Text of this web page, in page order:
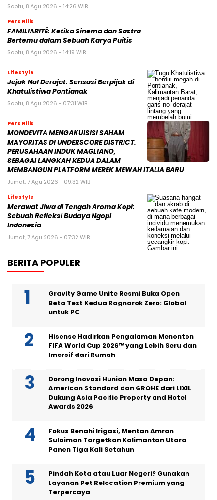
Sabtu, 8 Agu 2026 - 14:26 WIB
Pers Rilis
FAMILIARITÉ: Ketika Sinema dan Sastra
Bertemu dalam Sebuah Karya Puitis
Sabtu, 8 Agu 2026 - 14:19 WIB
Lifestyle
Jejak Nol Derajat: Sensasi Berpijak di
Khatulistiwa Pontianak
Sabtu, 8 Agu 2026 - 07:31 WIB
Pers Rilis
MONDEVITA MENGAKUISISI SAHAM
MAYORITAS DI UNDERSCORE DISTRICT,
PERUSAHAAN INDUK MAGLIANO,
SEBAGAI LANGKAH KEDUA DALAM
MEMBANGUN PLATFORM MEREK MEWAH ITALIA BARU
Jumat, 7 Agu 2026 - 09:32 WIB
Lifestyle
Merawat Jiwa di Tengah Aroma Kopi:
Sebuah Refleksi Budaya Ngopi
Indonesia
Jumat, 7 Agu 2026 - 07:32 WIB
BERITA POPULER
Gravity Game Unite Resmi Buka Open
Beta Test Kedua Ragnarok Zero: Global
untuk PC
Hisense Hadirkan Pengalaman Menonton
FIFA World Cup 2026™ yang Lebih Seru dan
Imersif dari Rumah
Dorong Inovasi Hunian Masa Depan:
American Standard dan GROHE dari LIXIL
Dukung Asia Pacific Property and Hotel
Awards 2026
Fokus Benahi Irigasi, Mentan Amran
Sulaiman Targetkan Kalimantan Utara
Panen Tiga Kali Setahun
Pindah Kota atau Luar Negeri? Gunakan
Layanan Pet Relocation Premium yang
Terpercaya